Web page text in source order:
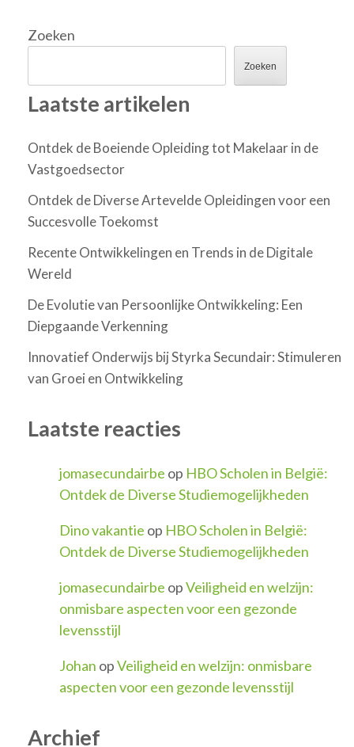
Zoeken
Zoeken
Laatste artikelen
Ontdek de Boeiende Opleiding tot Makelaar in de
Vastgoedsector
Ontdek de Diverse Artevelde Opleidingen voor een
Succesvolle Toekomst
Recente Ontwikkelingen en Trends in de Digitale
Wereld
De Evolutie van Persoonlijke Ontwikkeling: Een
Diepgaande Verkenning
Innovatief Onderwijs bij Styrka Secundair: Stimuleren
van Groei en Ontwikkeling
Laatste reacties
jomasecundairbe op HBO Scholen in België:
Ontdek de Diverse Studiemogelijkheden
Dino vakantie op HBO Scholen in België:
Ontdek de Diverse Studiemogelijkheden
jomasecundairbe opVeiligheid en welzijn:
onmisbare aspecten voor een gezonde
levensstijl
Johan opVeiligheid en welzijn: onmisbare
aspecten voor een gezonde levensstijl
Archief